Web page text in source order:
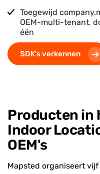
Toegewijd
OEM-multi-tenant,
één
SDK's verkennen
Producten in
Indoor
OEM's
Mapsted organiseert vijf